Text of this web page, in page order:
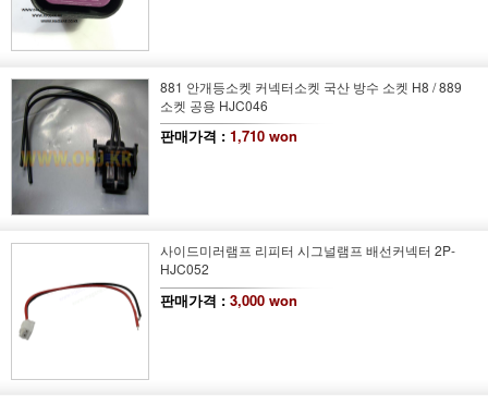
881 안개등소켓 커넥터소켓 국산 방수 소켓 H8 / 889
소켓 공용 HJC046
판매가격 : 1,710 won
사이드미러램프 리피터 시그널램프 배선커넥터 2P-
HJC052
판매가격 : 3,000 won